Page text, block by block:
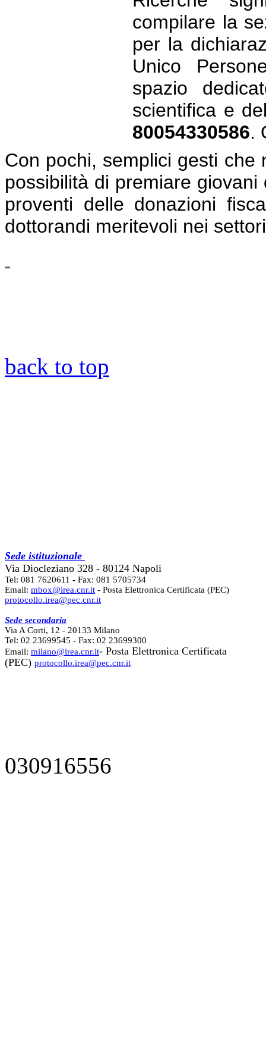
compilare la
per la
Unico
spazio
scientifica e
80054330586.
Con pochi, semplici gesti
possibilità di premiare
proventi delle donazioni
dottorandi meritevoli nei
back to top
Sede istituzionale
Via Diocleziano 328 - 80124 Napoli
Tel: 081 7620611 - Fax: 081 5705734
Email: mbox@irea.cnr.it - Posta Elettronica Certificata (PEC)
protocollo.irea@pec.cnr.it
Sede secondaria
Via A Corti, 12 - 20133 Milano
Tel: 02 23699545 - Fax: 02 23699300
Email: milano@irea.cnr.it- Posta Elettronica Certificata
(PEC) protocollo.irea@pec.cnr.it
030916556